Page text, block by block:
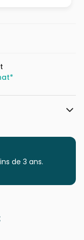
Campagne
Adultes (500 à
en France
de 3 ans.